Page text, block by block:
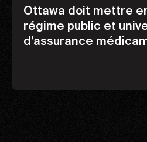
Ottawa doit mettre
régime public et
d’assurance